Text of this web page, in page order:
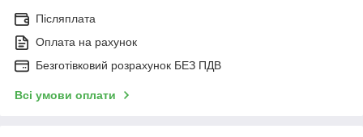
Післяплата
Оплата на рахунок
Безготівковий розрахунок БЕЗ ПДВ
Всі умови оплати